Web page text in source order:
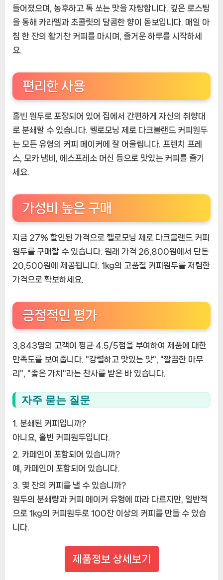
들어졌으며, 농후하고 톡 쏘는 맛을 자랑합니다. 깊은 로스팅
을 통해 카라멜과 초콜릿의 달콤한 향이 돋보입니다. 매일 아
침 한 잔의 활기찬 커피를 마시며, 즐거운 하루를 시작하세
요.
편리한 사용
홀빈 원두로 포장되어 있어 집에서 간편하게 자신의 취향대
로 분쇄할 수 있습니다. 헬로모닝 제로 다크블랜드 커피원두
는 모든 유형의 커피 메이커에 잘 어울립니다. 프렌치 프레
스, 모카 냄비, 에스프레소 머신 등으로 맛있는 커피를 즐기
세요.
가성비 높은 구매
지금 27% 할인된 가격으로 헬로모닝 제로 다크블랜드 커피
원두를 구매할 수 있습니다. 원래 가격 26,800원에서 단돈
20,500원에 제공됩니다. 1kg의 고품질 커피원두를 저렴한
가격으로 확보하세요.
긍정적인 평가
3,843명의 고객이 평균 4.5/5점을 부여하여 제품에 대한
만족도를 보여줍니다. "강렬하고 맛있는 맛", "깔끔한 마무
리", "좋은 가치"라는 찬사를 받은 바 있습니다.
자주 묻는 질문
분쇄된 커피입니까?
아니요, 홀빈 커피원두입니다.
카페인이 포함되어 있습니까?
예, 카페인이 포함되어 있습니다.
몇 잔의 커피를 낼 수 있습니까?
원두의 분쇄량과 커피 메이커 유형에 따라 다르지만, 일반적
으로 1kg의 커피원두로 100잔 이상의 커피를 만들 수 있습
니다.
제품정보 상세보기